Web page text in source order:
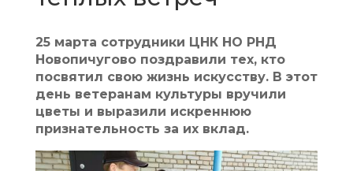
25 марта сотрудники ЦНК НО РНД
Новопичугово поздравили тех, кто
посвятил свою жизнь искусству. В этот
день ветеранам культуры вручили
цветы и выразили искреннюю
признательность за их вклад.